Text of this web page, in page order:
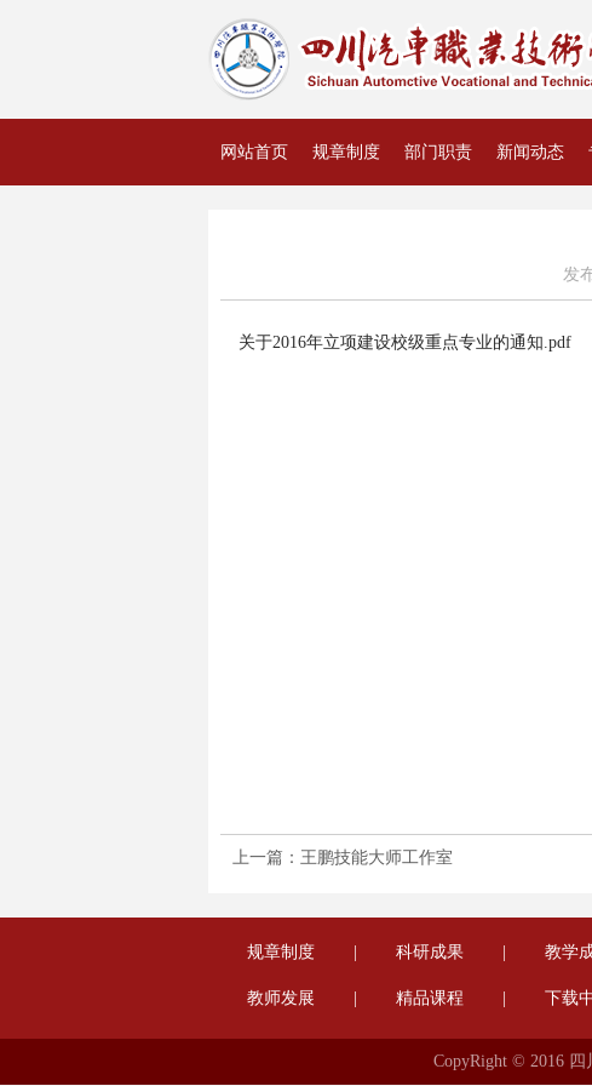
网站首页 规章制度 部门职责 新闻动态
发
关于2016年立项建设校级重点专业的通知.pdf
上一篇：王鹏技能大师工作室
规章制度 科研成果 教学
教师发展 精品课程 下载
CopyRight © 2016